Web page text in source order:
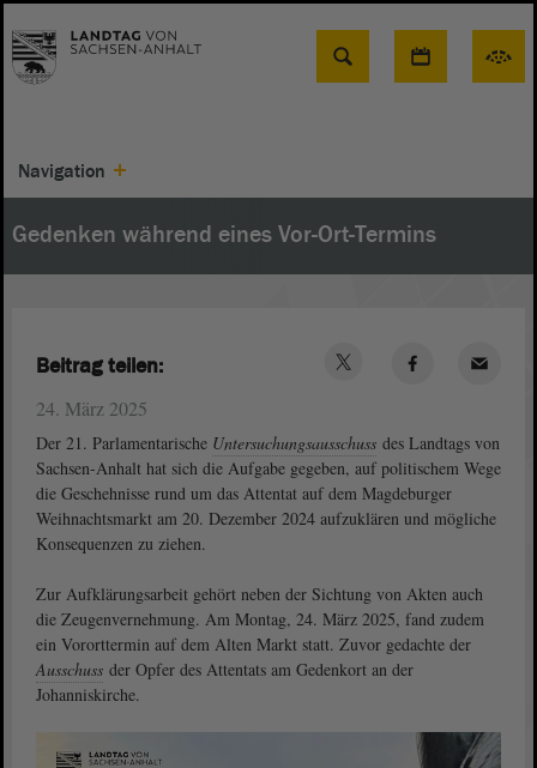
Suche
Navigation
Gedenken während eines Vor-Ort-Termins
24. März 2025
Der 21. Parlamentarische Untersuchungsausschuss des Landtags von
Sachsen-Anhalt hat sich die Aufgabe gegeben, auf politischem Wege
die Geschehnisse rund um das Attentat auf dem Magdeburger
Weihnachtsmarkt am 20. Dezember 2024 aufzuklären und mögliche
Konsequenzen zu ziehen.
Zur Aufklärungsarbeit gehört neben der Sichtung von Akten auch
die Zeugenvernehmung. Am Montag, 24. März 2025, fand zudem
ein Vororttermin auf dem Alten Markt statt. Zuvor gedachte der
Ausschuss der Opfer des Attentats am Gedenkort an der
Johanniskirche.
Beitrag teilen: